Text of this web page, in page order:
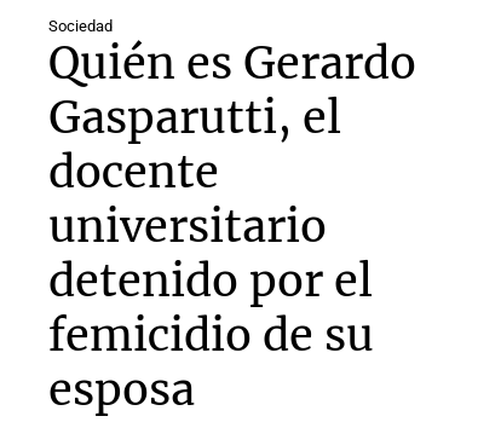
Sociedad
Quién es Gerardo
Gasparutti, el
docente
universitario
detenido por el
femicidio de su
esposa